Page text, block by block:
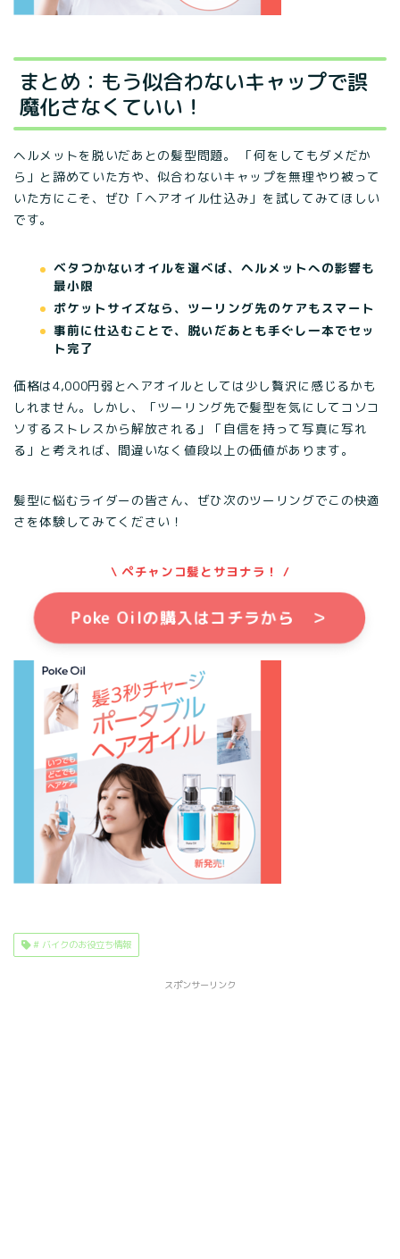
まとめ：もう似合わないキャップで誤
魔化さなくていい！
ヘルメットを脱いだあとの髪型問題。 「何をしてもダメだか
ら」と諦めていた方や、似合わないキャップを無理やり被って
いた方にこそ、ぜひ「ヘアオイル仕込み」を試してみてほしい
です。
ベタつかないオイルを選べば、ヘルメットへの影響も
最小限
ポケットサイズなら、ツーリング先のケアもスマート
事前に仕込むことで、脱いだあとも手ぐし一本でセッ
ト完了
価格は4,000円弱とヘアオイルとしては少し贅沢に感じるかも
しれません。しかし、「ツーリング先で髪型を気にしてコソコ
ソするストレスから解放される」「自信を持って写真に写れ
る」と考えれば、間違いなく値段以上の価値があります。
髪型に悩むライダーの皆さん、ぜひ次のツーリングでこの快適
さを体験してみてください！
\ ペチャンコ髪とサヨナラ！ /
Poke Oilの購入はコチラから ＞
# バイクのお役立ち情報
スポンサーリンク